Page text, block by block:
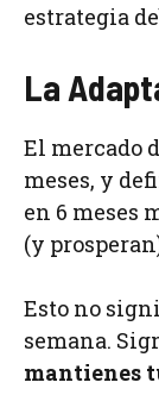
estrategia
La
El mercado
meses, y
en 6 meses
(y
Esto no
semana.
mantienes